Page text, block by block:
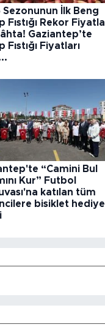
Sezonunun İlk Beng
Fıstığı Rekor Fiyatla
Gaziantep’te
Fıstığı Fiyatları
“Camini Bul
Kur” Futbol
katılan tüm
bisiklet hediye